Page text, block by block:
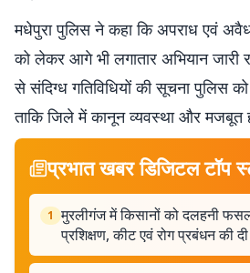
मधेपुरा पुलिस ने कहा कि अपराध एवं
को लेकर आगे भी लगातार अभियान जारी
से संदिग्ध गतिविधियों की सूचना पुलिस
ताकि जिले में कानून व्यवस्था और मजबूत
प्रभात खबर डिजिटल टॉप
1 मुरलीगंज में किसानों को दलहनी
प्रशिक्षण, कीट एवं रोग प्रबंधन की